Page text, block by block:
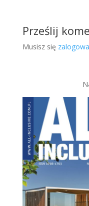
Prześlij
Musisz się